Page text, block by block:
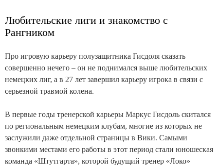
Любительские лиги и знакомство с
Рангником
Про игровую карьеру полузащитника Гисдоля сказать
совершенно нечего – он не поднимался выше любительских
немецких лиг, а в 27 лет завершил карьеру игрока в связи с
серьезной травмой колена.
В первые годы тренерской карьеры Маркус Гисдоль скитался
по региональным немецким клубам, многие из которых не
заслужили даже отдельной страницы в Вики. Самыми
звонкими местами его работы в этот период стали юношеская
команда «Штутгарта», которой будущий тренер «Локо»